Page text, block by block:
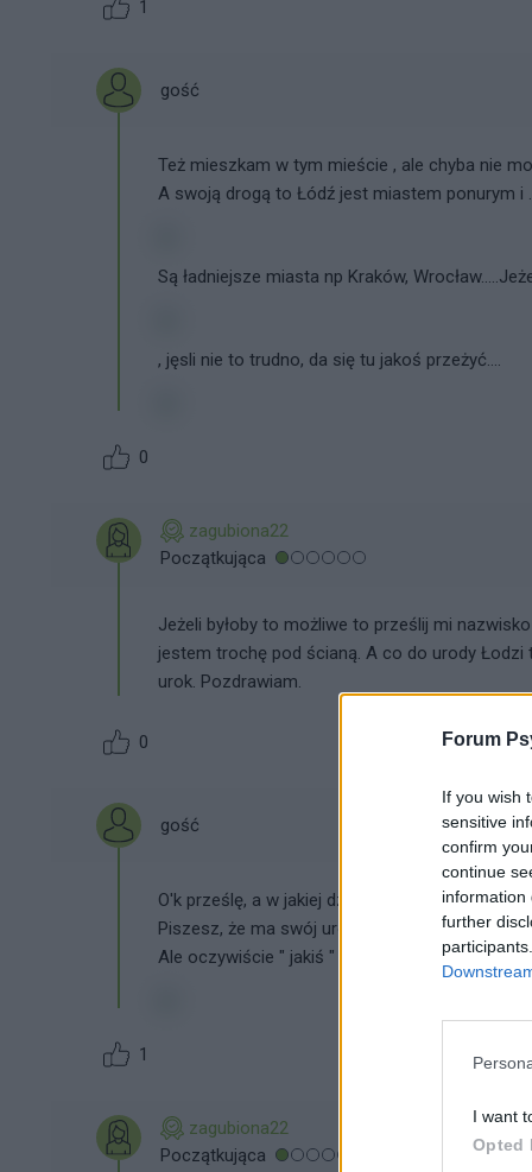
Forum
If you wish
sensitive
confirm
continue
information
further
I want
Opted
1
gość
Też mieszkam w tym mieście , ale chyba nie
A swoją drogą to Łódź jest miastem ponurym i
Są ładniejsze miasta np Kraków,
, jęsli nie to trudno, da się tu jakoś przeżyć....
0
zagubiona22
Początkująca
Jeżeli byłoby to możliwe to prześlij mi
jestem trochę pod ścianą. A co do urody
urok. Pozdrawiam.
0
gość
O'k prześlę, a w jakiej dzielnicy mieszkasz?,
Piszesz, że ma swój urok, bo nie widziałaś
Ale oczywiście " jakiś " urok ma
1
zagubiona22
Początkująca